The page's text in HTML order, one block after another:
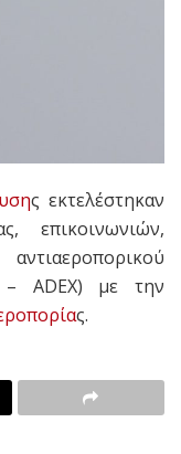
ς εκτελέστηκαν
επικοινωνιών,
– ADEX) με την
ς.